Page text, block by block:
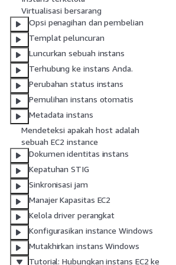
Virtualisasi bersarang
Opsi penagihan dan pembelian
Templat peluncuran
Luncurkan sebuah instans
Terhubung ke instans Anda.
Perubahan status instans
Pemulihan instans otomatis
Metadata instans
Mendeteksi apakah host adalah
sebuah EC2 instance
Dokumen identitas instans
Kepatuhan STIG
Sinkronisasi jam
Manajer Kapasitas EC2
Kelola driver perangkat
Konfigurasikan instance Windows
Mutakhirkan instans Windows
Tutorial: Hubungkan instans EC2 ke